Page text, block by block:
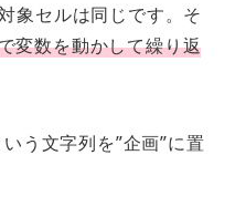
象セルは同じです。そ
変数を動かして繰り返
う文字列を”企画”に置